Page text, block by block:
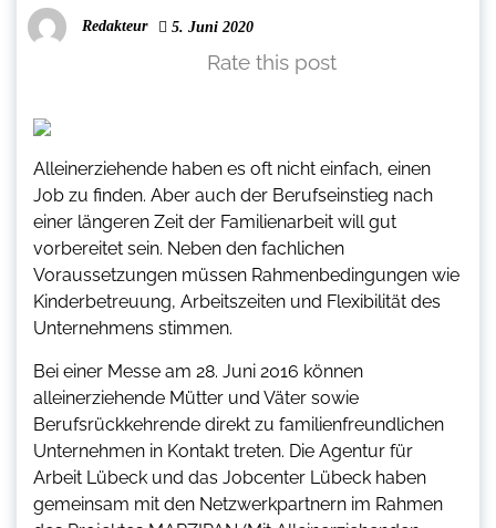
Redakteur 5. Juni 2020
Rate this post
Alleinerziehende haben es oft nicht einfach, einen
Job zu finden. Aber auch der Berufseinstieg nach
einer längeren Zeit der Familienarbeit will gut
vorbereitet sein. Neben den fachlichen
Voraussetzungen müssen Rahmenbedingungen wie
Kinderbetreuung, Arbeitszeiten und Flexibilität des
Unternehmens stimmen.
Bei einer Messe am 28. Juni 2016 können
alleinerziehende Mütter und Väter sowie
Berufsrückkehrende direkt zu familienfreundlichen
Unternehmen in Kontakt treten. Die Agentur für
Arbeit Lübeck und das Jobcenter Lübeck haben
gemeinsam mit den Netzwerkpartnern im Rahmen